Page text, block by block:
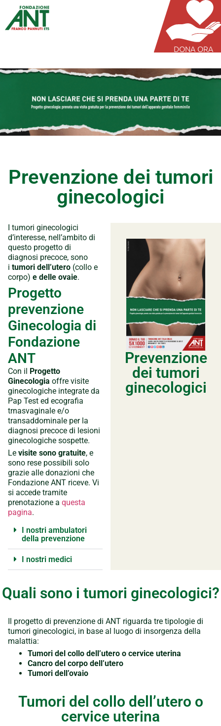
DONA ORA
Prevenzione dei tumori
ginecologici
I tumori ginecologici
d’interesse, nell’ambito di
questo progetto di
diagnosi precoce, sono
i tumori dell’utero (collo e
corpo) e delle ovaie.
Progetto
prevenzione
Ginecologia di
Fondazione
ANT
Con il Progetto
Ginecologia offre visite
ginecologiche integrate da
Pap Test ed ecografia
trnasvaginale e/o
transaddominale per la
diagnosi precoce di lesioni
ginecologiche sospette.
Le visite sono gratuite, e
sono rese possibili solo
grazie alle donazioni che
Fondazione ANT riceve. Vi
si accede tramite
prenotazione a questa
pagina.
I nostri ambulatori
della prevenzione
I nostri medici
Prevenzione
dei tumori
ginecologici
Quali sono i tumori ginecologici?
Il progetto di prevenzione di ANT riguarda tre tipologie di
tumori ginecologici, in base al luogo di insorgenza della
malattia:
Tumori del collo dell’utero o cervice uterina
Cancro del corpo dell’utero
Tumori dell’ovaio
Tumori del collo dell’utero o
cervice uterina